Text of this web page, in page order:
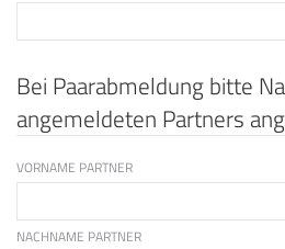
Bei Paarabmeldung bitte
angemeldeten Partners
VORNAME PARTNER
NACHNAME PARTNER